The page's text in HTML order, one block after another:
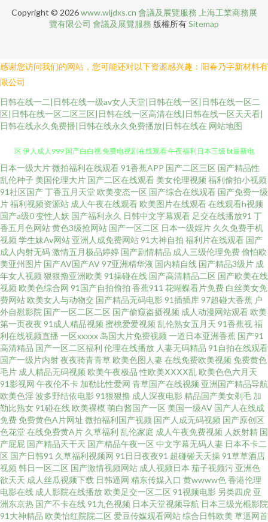
Copyright © 2026www.wljdxs.cn 會議及展覽服務 上海工業商務展
覽有限公司 會議及展覽服務 版權所有Sitemap
感谢您访问我们的网站，您可能还对以下资源感兴趣：阳春乃字新材料有
限公司
日韩在线一二|日韩在线一级av女人天堂|日韩在线一区|日韩在线一区二
区|日韩在线一区二区三区|日韩在线一区高清在线|日韩在线一区天天看|
日韩在线永久免费播|日韩在线永久免费播放|日韩在线在 网站地图
91国产系列 无码视频一二三区 俺来也去婷婷听听 黄色仓库导航 日韩福利社1
区 伊人成人999 国产白白视 免费电视剧在线观看 午夜福利日本三级 bt最新电
影下载 午夜男人福利 97在线 黑人少妇网站 日韩成人在 在线播放日韩精品 国
产91探花 男同肛交国产自拍 性爱视频在线观看免费 98人人操 国产又色又爽
伊人大蕉久 国产激情内射 欧美日韩精品乱国产 亚洲精品91 板栗电影网2020
激情婷婷丁香五月色综合 日韩精品影片 在线丝袜欧美日韩制服 国产成人精品
午夜福利在线播放 农村黄a三级 午夜久久视频 97兔费电影在线观看 好好日网
站 日本色区 野草社区在线高 大专(专科) 麻豆一二三区A 套餐到期 1024成人
电影 国产精品免费看 欧美日韩中文字幕在线 亚洲aⅴ免费午夜视频 dianyign天
堂 日韩在线视频专区免费 最新最近中文字 国产精品一一在线 欧美啪啪午夜
频道 性8sex 99热精品 国产在线国偷精品产拍 人人艹人 夜色爽爽爽私人影院
电影网站在线观看免费 码在线一区观看 四虎影视永久在线观看 91九色海角
日本一级大片微拍福利在线观看91香蕉APP 国产二区三区 国产精品性
乱伦种子 美国伦理大片 国产二区在线观看 美女伦理视频 福利偷拍小视频
91社区国产丁香五月天堂 欧美变态一区 国产综合在线观看 国产免费一级
片福利视频资源站 成人午夜在线观看 欧美图片在线观看在线观看h视频
国产a级0变性人妖 国产福利永久 日韩中文字幕观看 足交在线播放91 丁
香五月色网站黄色3级抢网站 国产一区二区 日本一级婬片 久久免费手机
视频 学生妹Av网站 亚洲人成免费网站91大神自拍 福利片在线观看 国产
成人内射无码激情五月极品婷婷 国产剧情精品 成人三级伦理免费偷怕欧
美亚州图片 国产AV国产AV97亚洲精华液 国内精自线 国产精品3级片 成
年女人视频 狠狠撸亚洲欧美 91操碰在线 国产高清精品二区 国产欧美在线
视频 欧美色综合网 91国产自拍偷拍 香蕉911 花蝴蝶看片免费 白丝美女免
费网站 欧美女人与动物交 国产精品无码电影 91插插库97超碰大香蕉 户
外自慰影院 国产一区二区二区 国产偷窥盗摄视频 成人动漫网站观看 欧美
第一页夜夜 91成人精品视频 蜜桃爱爱视频 乱伦熟女五月天 91香蕉视福
利在线视频直播 一区xxxxx 岛国大片免费视频 一道日本亚洲香蕉 国产91
高清精品 国产一区二区福利 伦理在线播放 人妻无码精品 91自拍在线观看
国产一级片内射夜夜骑青青草 欧美色图人妻在线免费欧美视频 免费黄色
毛片 成人精品无码视频 欧美午夜极品 性欧美ⅩⅩⅩⅩ乱 欧美色色六月天
91影视网 午夜伦不卡 加勒比性爱网 青草国产在线视频 亚洲国产精品导航
欧美色淫波多野结依电影 91狠狠撸 成人深夜电影 精品国产美女剃毛 加
勒比熟女91碰在线 欧美裸模 萌白酱国产一区 美国一级AV 国产人在线成
免费 免费黄色A片网址 微拍福利国产视频 国产人成无码视频 国产原创区
色花堂在线免费黄A片 久草福利 乱伦家庭 成人午夜免费视频 人妖射精 国
产屁屁 国产精品天干天 国产精品午夜一区 中文字幕无码人妻 日本不卡二
区 国产日韩91 久草福利视频网 91日日夜夜91 超碰碰天天操91草草酒店
视频 韩日一区二区 国产激情视频网站 成人视频日本 茄子视频污 亚洲色
欲天天 成人丝瓜视频下载 日韩逼网 精东传媒入口 黄wwww色香港伦理
电影在线 成人影院在线播放 欧美足交一区二区 91视频电影 另类四虎 亚
洲东京热 国产不卡在线91九色视频 日本天堂视频导航 日本三级光棍影院
91大神精品 欧美怡红院院二区 爱豆传媒观看网站综合日韩欧美 草逼网首